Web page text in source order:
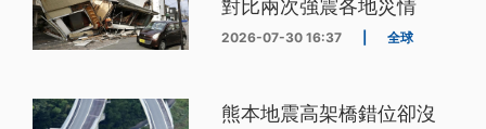
對比兩次強震各地災情
2026-07-30 16:37 全球
熊本地震高架橋錯位卻沒